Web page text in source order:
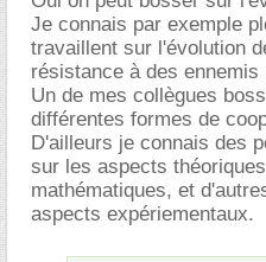
Je connais par exemple
travaillent sur l'évolution
résistance à des ennemis
Un de mes collègues
différentes formes de
D'ailleurs je connais des
sur les aspects
mathématiques, et
aspects expériementaux.